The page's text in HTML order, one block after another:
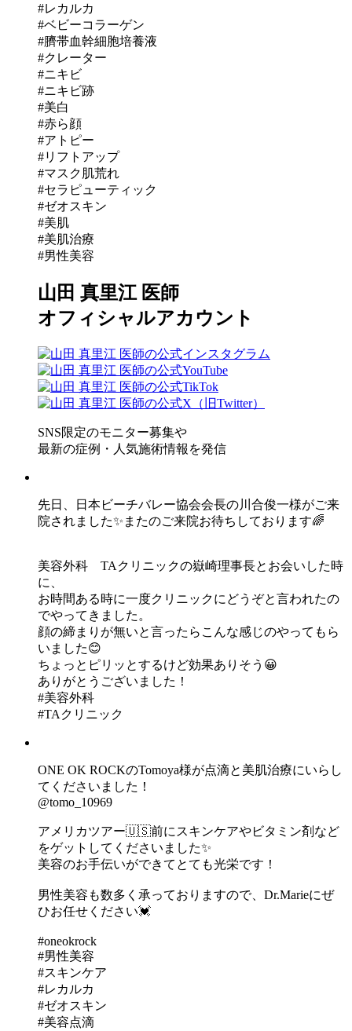
#レカルカ
#ベビーコラーゲン
#臍帯血幹細胞培養液
#クレーター
#ニキビ
#ニキビ跡
#美白
#赤ら顔
#アトピー
#リフトアップ
#マスク肌荒れ
#セラピューティック
#ゼオスキン
#美肌
#美肌治療
#男性美容
山田 真里江 医師
オフィシャルアカウント
SNS限定のモニター募集や
最新の症例・人気施術情報を発信
先日、日本ビーチバレー協会会長の川合俊一様がご来
院されました✨またのご来院お待ちしております🌈
美容外科 TAクリニックの嶽崎理事長とお会いした時
に、
お時間ある時に一度クリニックにどうぞと言われたの
でやってきました。
顔の締まりが無いと言ったらこんな感じのやってもら
いました😊
ちょっとピリッとするけど効果ありそう😀
ありがとうございました！
#美容外科
#TAクリニック
ONE OK ROCKのTomoya様が点滴と美肌治療にいらし
てくださいました！
@tomo_10969
アメリカツアー🇺🇸前にスキンケアやビタミン剤など
をゲットしてくださいました✨
美容のお手伝いができてとても光栄です！
男性美容も数多く承っておりますので、Dr.Marieにぜ
ひお任せください💓
#oneokrock
#男性美容
#スキンケア
#レカルカ
#ゼオスキン
#美容点滴